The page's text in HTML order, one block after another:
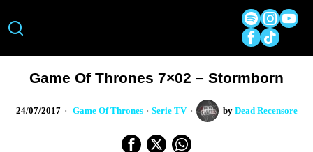
Game Of Thrones 7×02 – Stormborn
24/07/2017 Game Of Thrones · Serie TV by Dead Recensore